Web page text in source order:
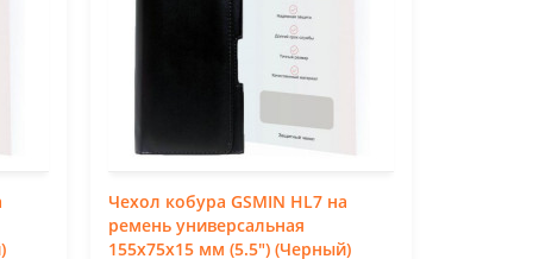
Чехол кобура GSMIN HL7 на
ремень универсальная
155x75x15 мм (5.5") (Черный)